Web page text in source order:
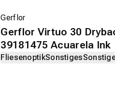
Gerflor
Gerflor Virtuo 30
39181475 Acuarela Ink
FliesenoptikSonstiges